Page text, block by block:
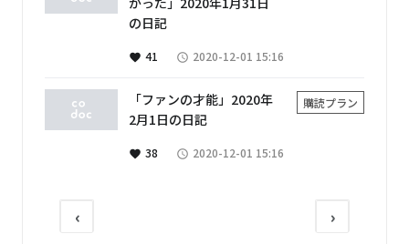
の日記
favorite 41 access_time 2020-12-01 15:16
「ファンの才能」2020年
2月1日の日記
購読プラン
favorite 38 access_time 2020-12-01 15:16
‹ ›